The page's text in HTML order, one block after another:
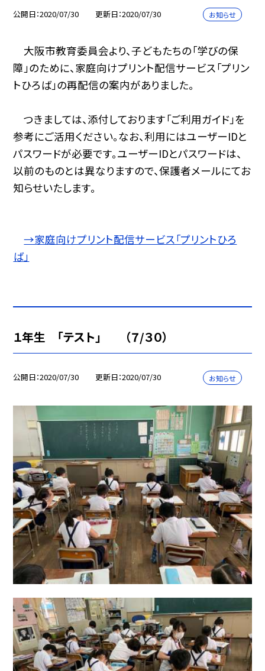
公開日 2020/07/30 更新日 2020/07/30 お知らせ
大阪市教育委員会より、子どもたちの「学びの保
障」のために、家庭向けプリント配信サービス「プリン
トひろば」の再配信の案内がありました。
つきましては、添付しております「ご利用ガイド」を
参考にご活用ください。なお、利用にはユーザーIDと
パスワードが必要です。ユーザーIDとパスワードは、
以前のものとは異なりますので、保護者メールにてお
知らせいたします。
→家庭向けプリント配信サービス「プリントひろ
ば」
１年生 「テスト」 （７/３０）
公開日 2020/07/30 更新日 2020/07/30 お知らせ